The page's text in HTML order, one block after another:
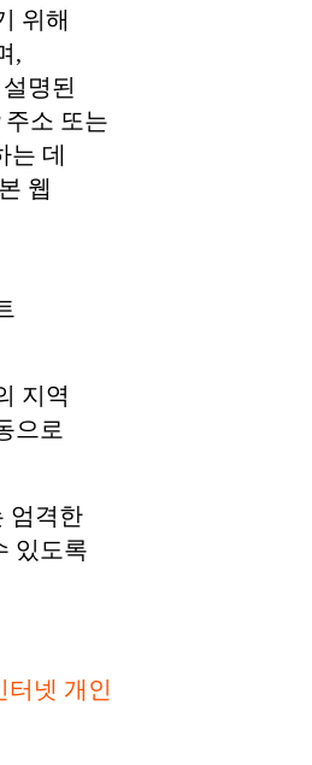
위해
,
명된
소 또는
데
웹
지역
으로
엄격한
있도록
터넷 개인